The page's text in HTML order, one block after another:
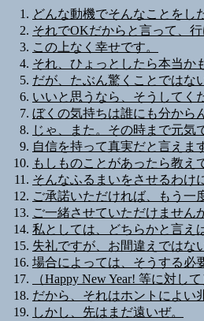
どんな動機でそんなことをし
それでOKだからと言って、
この上なく幸せです。
それ、ひょっとしたら本当か
だが、たぶん驚くことではな
いいと思うなら、そうしてく
ぼくの気持ちは誰にも分から
じゃ、また。その時まで元気
自信を持って真実だと言えま
もしものことがあったら教え
そんなふるまいをさせるわけ
ご承諾いただければ、もう一
ご一緒させていただけません
私としては、どちらかと言え
失礼ですが、お間違えではな
場合によっては、そうする必
（Happy New Year! 等に対し
だから、それはホントによい
しかし、先はまだ遠いぜ。